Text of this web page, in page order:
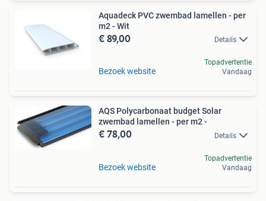
Aquadeck PVC zwembad lamellen - per
m2 - Wit
€ 89,00 Details
Bezoek website
Topadvertentie
Vandaag
AQS Polycarbonaat budget Solar
zwembad lamellen - per m2 -
€ 78,00 Details
Bezoek website
Topadvertentie
Vandaag